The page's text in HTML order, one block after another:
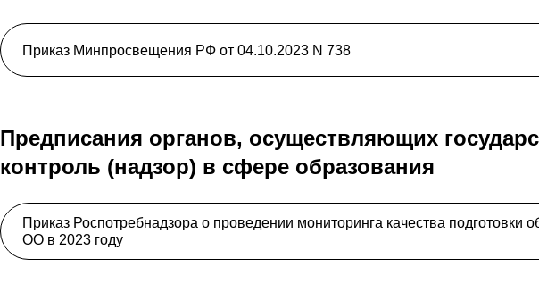
Приказ Минпросвещения РФ от 04.10.2023 N 738
Предписания органов, осуществляющих
контроль (надзор) в сфере образования
Приказ Роспотребнадзора о проведении мониторинга качества подготовки
ОО в 2023 году